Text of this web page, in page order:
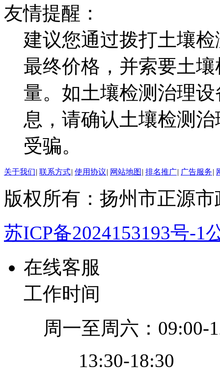
友情提醒：
建议您通过拨打土壤
最终价格，并索要土
量。如土壤检测治理
息，请确认土壤检测
受骗。
关于我们| 联系方式| 使用协议| 网站地图 | 排名推广| 广告服务|
版权所有：扬州市正源
苏ICP备2024153193号-1
在线客服
工作时间
周一至周六：09:00-
13:30-18:30